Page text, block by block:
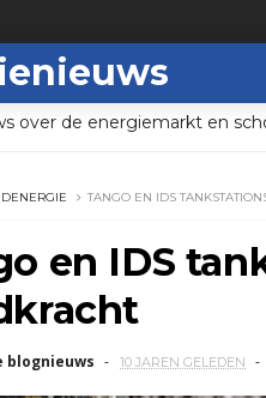
over de energiemarkt en
TANGO EN IDS
en IDS
blognieuws 10 JAREN GELEDEN